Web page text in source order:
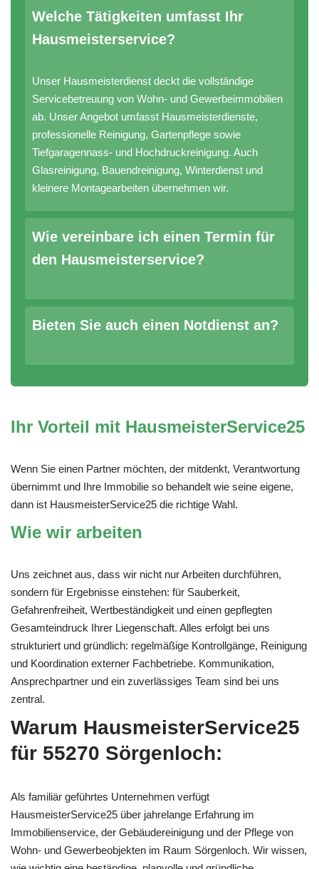
Welche Tätigkeiten umfasst Ihr
Hausmeisterservice?
Unser Hausmeisterdienst deckt die vollständige
Servicebetreuung von Wohn- und Gewerbeimmobilien
ab. Unser Angebot umfasst Hausmeisterdienste,
professionelle Reinigung, Gartenpflege sowie
Tiefgaragennass- und Hochdruckreinigung. Auch
Glasreinigung, Bauendreinigung, Winterdienst und
kleinere Montagearbeiten übernehmen wir.
Wie vereinbare ich einen Termin für
den Hausmeisterservice?
Bieten Sie auch einen Notdienst an?
Ihr Vorteil mit HausmeisterService25
Wenn Sie einen Partner möchten, der mitdenkt, Verantwortung
übernimmt und Ihre Immobilie so behandelt wie seine eigene,
dann ist HausmeisterService25 die richtige Wahl.
Wie wir arbeiten
Uns zeichnet aus, dass wir nicht nur Arbeiten durchführen,
sondern für Ergebnisse einstehen: für Sauberkeit,
Gefahrenfreiheit, Wertbeständigkeit und einen gepflegten
Gesamteindruck Ihrer Liegenschaft. Alles erfolgt bei uns
strukturiert und gründlich: regelmäßige Kontrollgänge, Reinigung
und Koordination externer Fachbetriebe. Kommunikation,
Ansprechpartner und ein zuverlässiges Team sind bei uns
zentral.
Warum HausmeisterService25
für 55270 Sörgenloch:
Als familiär geführtes Unternehmen verfügt
HausmeisterService25 über jahrelange Erfahrung im
Immobilienservice, der Gebäudereinigung und der Pflege von
Wohn- und Gewerbeobjekten im Raum Sörgenloch. Wir wissen,